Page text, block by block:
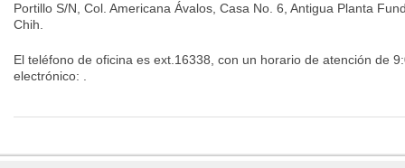
Portillo S/N, Col. Americana Ávalos, Casa No. 6, Antigua Planta
Chih.
El teléfono de oficina es ext.16338, con un horario de atención de
electrónico: .